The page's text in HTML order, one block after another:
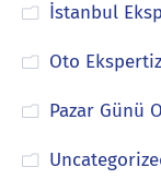
İstanbul
Oto Ekspertiz
Pazar Günü